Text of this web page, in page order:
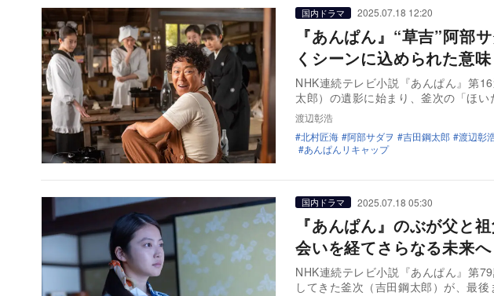
国内ドラマ 2025.07.18 12:20
『あんぱん』“草吉”阿
くシーンに込められた意
NHK連続テレビ小説『あんぱん』第
太郎）の遺影に始まり、釜次の「ほ
渡辺彰浩
北村匠海
阿部サダヲ 吉田鋼太郎 渡辺彰
あんぱんリキャップ
国内ドラマ 2025.07.18 05:30
『あんぱん』のぶが父と
会いを経てさらなる未来へ
NHK連続テレビ小説『あんぱん』第
してきた釜次（吉田鋼太郎）が、最